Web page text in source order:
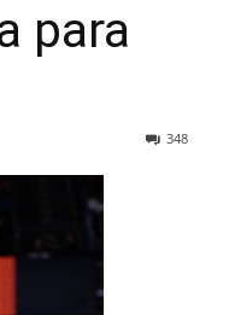
para
348